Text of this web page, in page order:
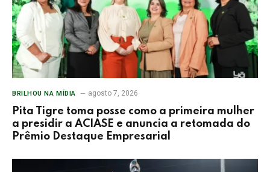
BRILHOU NA MÍDIA agosto 7, 2026
Pita Tigre toma posse como a primeira mulher
a presidir a ACIASE e anuncia a retomada do
Prêmio Destaque Empresarial